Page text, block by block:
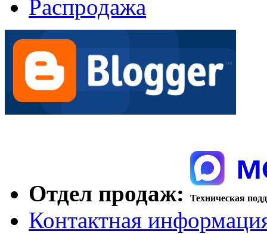
Распродажа
Отдел продаж: Техническая
Контактная